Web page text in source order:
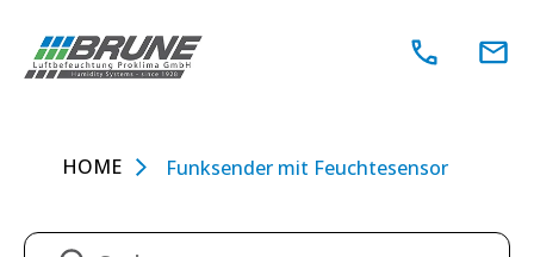
Inhalt
springen
HOME Funksender mit Feuchtesensor